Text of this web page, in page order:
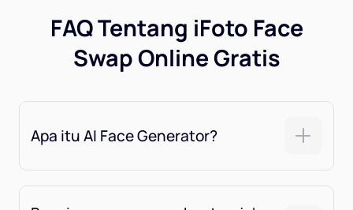
FAQ Tentang iFoto Face
Swap Online Gratis
Apa itu AI Face Generator?